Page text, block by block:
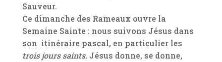
Sauveur.
Ce dimanche des Rameaux ouvre la
Semaine Sainte : nous suivons Jésus dans
son itinéraire pascal, en particulier les
trois jours saints. Jésus donne, se donne,